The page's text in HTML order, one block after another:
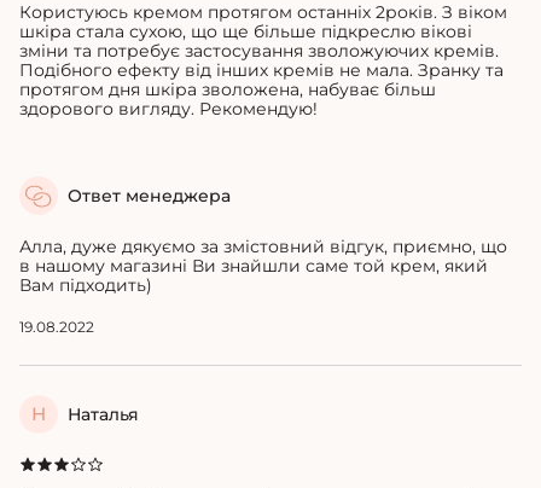
Користуюсь кремом протягом останніх 2років. З віком
шкіра стала сухою, що ще більше підкреслю вікові
зміни та потребує застосування зволожуючих кремів.
Подібного ефекту від інших кремів не мала. Зранку та
протягом дня шкіра зволожена, набуває більш
здорового вигляду. Рекомендую!
Ответ менеджера
Алла, дуже дякуємо за змістовний відгук, приємно, що
в нашому магазині Ви знайшли саме той крем, який
Вам підходить)
19.08.2022
Н Наталья